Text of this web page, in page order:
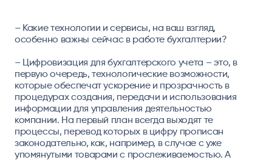
– Какие технологии и сервисы, на ваш взгляд,
особенно важны сейчас в работе бухгалтерии?
– Цифровизация для бухгалтерского учета – это, в
первую очередь, технологические возможности,
которые обеспечат ускорение и прозрачность в
процедурах создания, передачи и использования
информации для управления деятельностью
компании. На первый план всегда выходят те
процессы, перевод которых в цифру прописан
законодательно, как, например, в случае с уже
упомянутыми товарами с прослеживаемостью. А